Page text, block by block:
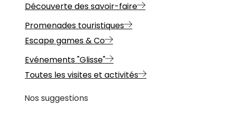
Découverte des savoir-faire
Promenades touristiques
Escape games & Co
Evénements "Glisse"
Toutes les visites et activités
Nos suggestions